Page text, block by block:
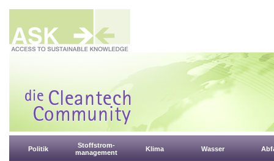
Politik
Stoffstrom-
management
Klima Wasser